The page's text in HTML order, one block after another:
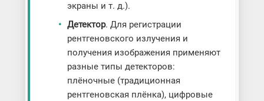
экраны и т. д.).
Детектор. Для регистрации
рентгеновского излучения и
получения изображения применяют
разные типы детекторов:
плёночные (традиционная
рентгеновская плёнка), цифровые